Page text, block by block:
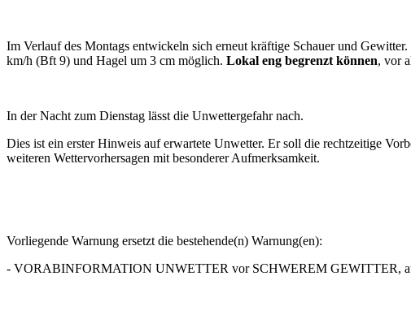
Im Verlauf des Montags entwickeln sich erneut kräftige Schauer und
km/h (Bft 9) und Hagel um 3 cm möglich. Lokal eng begrenzt können, vor
In der Nacht zum Dienstag lässt die Unwettergefahr nach.
Dies ist ein erster Hinweis auf erwartete Unwetter. Er soll die rechtzeitige
weiteren Wettervorhersagen mit besonderer Aufmerksamkeit.
Vorliegende Warnung ersetzt die bestehende(n) Warnung(en):
- VORABINFORMATION UNWETTER vor SCHWEREM GEWITTER,